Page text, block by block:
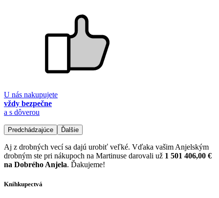
U nás nakupujete
vždy bezpečne
a s dôverou
Predchádzajúce Ďalšie
Aj z drobných vecí sa dajú urobiť veľké. Vďaka vašim Anjelským
drobným ste pri nákupoch na Martinuse darovali už 1 501 406,00 €
na Dobrého Anjela. Ďakujeme!
Kníhkupectvá